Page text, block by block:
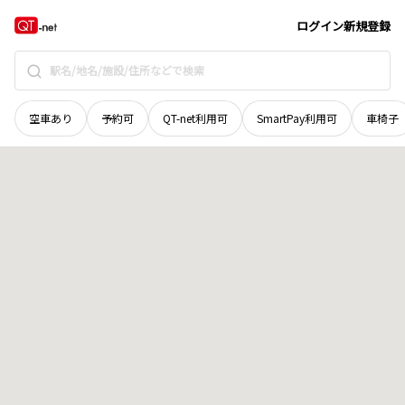
ログイン新規登録
空車あり 予約可 QT-net利用可 SmartPay利用可 車椅子
香川県